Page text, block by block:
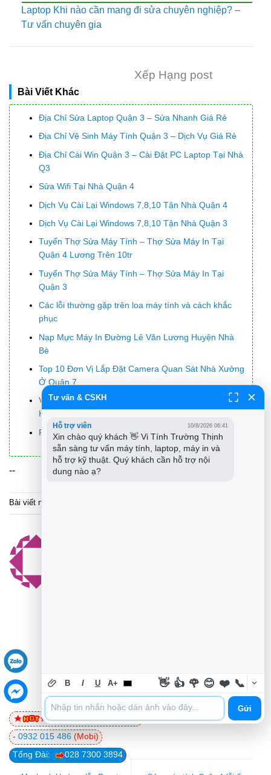
Laptop Khi nào cần mang đi sửa chuyên nghiệp? –
Tư vấn chuyên gia
Xếp Hạng post
Bài Viết Khác
Địa Chỉ Sửa Laptop Quận 3 – Sửa Nhanh Giá Rẻ
Địa Chỉ Vệ Sinh Máy Tính Quận 3 – Dịch Vụ Giá Rẻ
Địa Chỉ Cài Win Quận 3 – Cài Đặt PC Laptop Tại Nhà
Q3
Sửa Wifi Tại Nhà Quận 4
Dịch Vụ Cài Lại Windows 7,8,10 Tận Nhà Quận 4
Dịch Vụ Cài Lại Windows 7,8,10 Tận Nhà Quận 3
Tuyển Thợ Sửa Máy Tính – Thợ Sửa Máy In Tại
Quận 4 Lương Trên 10tr
Tuyển Thợ Sửa Máy Tính – Thợ Sửa Máy In Tại
Quận 3
Các lỗi thường gặp trên loa máy tính và cách khắc
phục
Nạp Mực Máy In Đường Lê Văn Lương Huyện Nhà
Bè
Top 10 Đơn Vị Lắp Đặt Camera Quan Sát Nhà Xưởng
Ở Quận 7
Văn phòng Cách xử lý lỗi Office không lưu AutoSave:
Hướng dẫn chi tiết từ A-Z
Pin Laptop Dell Inspiron 5379 Giá Rẻ Nhất
--
Bài viết này được đăng trong
kỹ thuật. - Khẩu hiệu: "Công nghệ phục
vụ con người". - Mục tiêu: Ứng dụng
công nghệ mới nhất vào quy trình sửa
chữa.
Tổng Đài: 028 7300 3894
- 0932 015 486 (Mobi)
0981 81 32 72(Viettel)
Tư vấn & CSKH
Hỗ trợ viên 10/8/2026 06:41
Xin chào quý khách 👋 Vi Tính Trường Thịnh
sẵn sàng tư vấn máy tính, laptop, máy in và
hỗ trợ kỹ thuật. Quý khách cần hỗ trợ nội
dung nào ạ?
B I U A+ 👋 👍 🌹 😊 ❤️ 📞
Gửi